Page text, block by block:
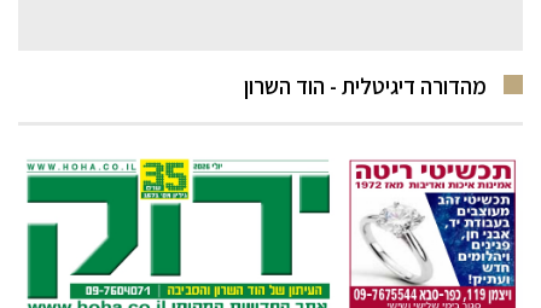
מהדורה דיגיטלית - הוד השרון